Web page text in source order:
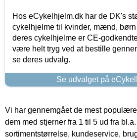
Hos eCykelhjelm.dk har de DK's
cykelhjelme til kvinder, mænd,
deres cykelhjelme er CE-
være helt tryg ved at bestille
se deres udvalg.
Se udvalget på
Vi har gennemgået de mest
dem med stjerner fra 1 til 5 ud fra
sortimentstørrelse, kundeservice,